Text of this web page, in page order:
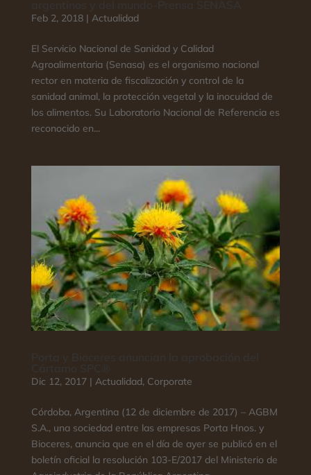
Feb 2, 2018| Actualidad
El Servicio Nacional de Sanidad y Calidad
Agroalimentaria (Senasa) es el organismo nacional
rector en materia de fiscalización y control de la
sanidad animal, la protección vegetal y la inocuidad de
los alimentos. Su Laboratorio Nacional de Referencia es
reconocido en...
Dic 12, 2017| Actualidad, Corporate
Córdoba, Argentina (12 de diciembre de 2017) – AGBM
S.A., una sociedad entre las empresas Porta Hnos. y
Bioceres, anuncia que en el día de ayer se publicó en el
boletín oficial la resolución 103-E/2017 del Ministerio de